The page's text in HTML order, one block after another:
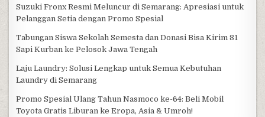
Suzuki Fronx Resmi Meluncur di Semarang: Apresiasi untuk
Pelanggan Setia dengan Promo Spesial
Tabungan Siswa Sekolah Semesta dan Donasi Bisa Kirim 81
Sapi Kurban ke Pelosok Jawa Tengah
Laju Laundry: Solusi Lengkap untuk Semua Kebutuhan
Laundry di Semarang
Promo Spesial Ulang Tahun Nasmoco ke-64: Beli Mobil
Toyota Gratis Liburan ke Eropa, Asia & Umroh!